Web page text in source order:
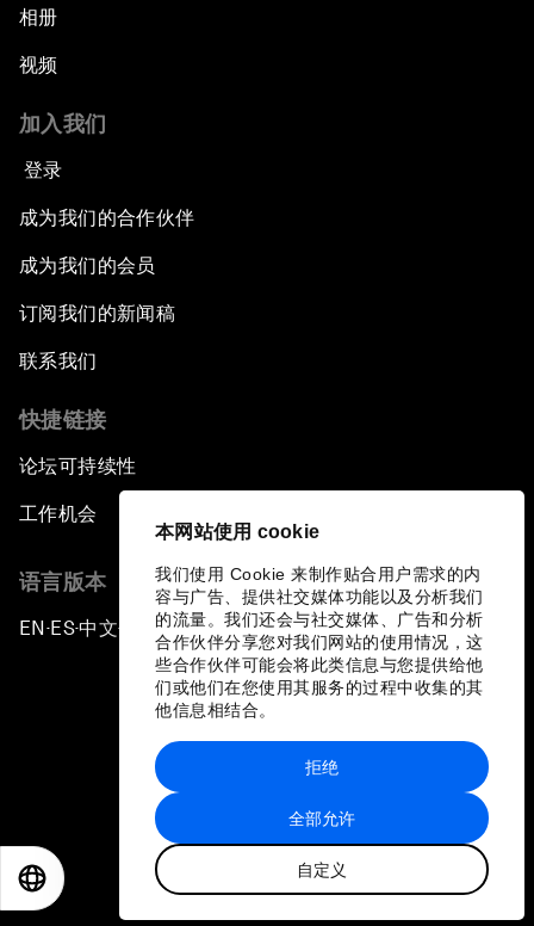
本网站使用 cookie
我们使用 Cookie 来制作贴合用户需求的内
容与广告、提供社交媒体功能以及分析我们
的流量。我们还会与社交媒体、广告和分析
合作伙伴分享您对我们网站的使用情况，这
些合作伙伴可能会将此类信息与您提供给他
们或他们在您使用其服务的过程中收集的其
他信息相结合。
全部允许
自定义
拒绝
相册
视频
加入我们
登录
成为我们的合作伙伴
成为我们的会员
订阅我们的新闻稿
联系我们
快捷链接
论坛可持续性
工作机会
语言版本
EN ▪ES▪中文▪ 日本語
站点地图
世界经济论坛